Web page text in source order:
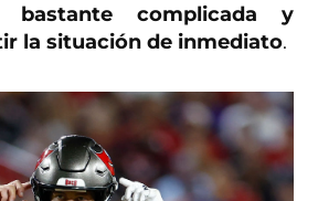
bastante complicada y
la situación de inmediato.